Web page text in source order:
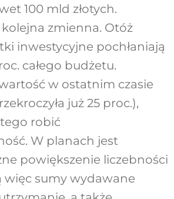
100 mld złotych.
zmienna. Otóż
inwestycyjne pochłaniają
całego budżetu.
w ostatnim czasie
już 25 proc.),
robić
W planach jest
powiększenie liczebności
więc sumy wydawane